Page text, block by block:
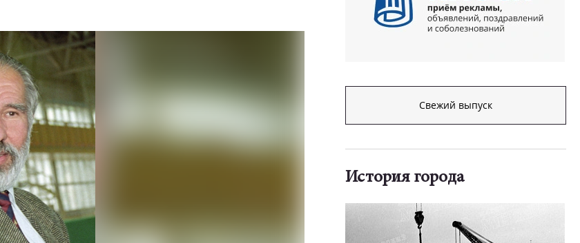
Свежий выпуск
История города